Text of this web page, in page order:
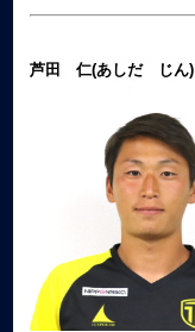
芦田 仁(あしだ じん)